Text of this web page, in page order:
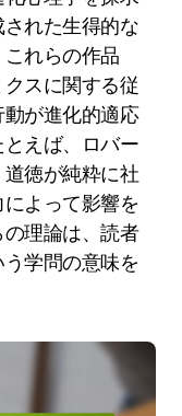
れた生得的な
れらの作品
スに関する従
が進化的適応
えば、ロバー
道徳が純粋に社
よって影響を
理論は、読者
学問の意味を